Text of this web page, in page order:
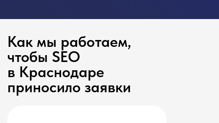
Как мы работаем,
чтобы SEO
в Краснодаре
приносило заявки